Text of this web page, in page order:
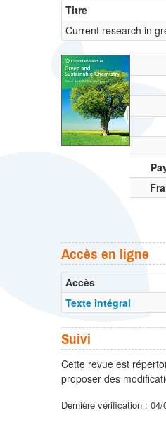
Titre
Current research in
Accès en ligne
Accès
Texte intégral
Suivi
Cette revue est
proposer des
Dernière vérification :